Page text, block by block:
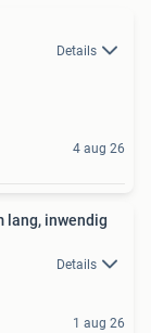
Details
4 aug 26
lang, inwendig
Details
1 aug 26